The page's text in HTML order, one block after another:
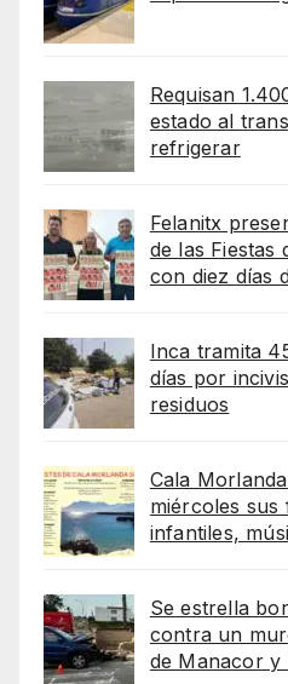
Requisan
estado al
refrigerar
Felanitx
de las Fiestas
con diez días
Inca tramita
días por
residuos
Cala
miércoles sus
infantiles,
Se estrella
contra un
de Manacor y